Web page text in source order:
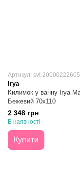
Артикул: svt-
Irya
Килимок у ванну Irya
Бежевий 70х110
2 348 грн
В наявності
Купити